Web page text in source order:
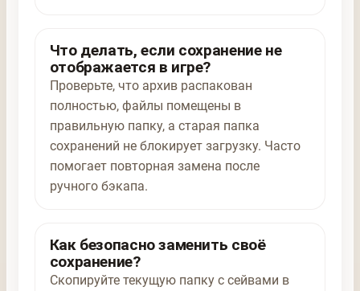
Что делать, если сохранение не
отображается в игре?
Проверьте, что архив распакован
полностью, файлы помещены в
правильную папку, а старая папка
сохранений не блокирует загрузку. Часто
помогает повторная замена после
ручного бэкапа.
Как безопасно заменить своё
сохранение?
Скопируйте текущую папку с сейвами в